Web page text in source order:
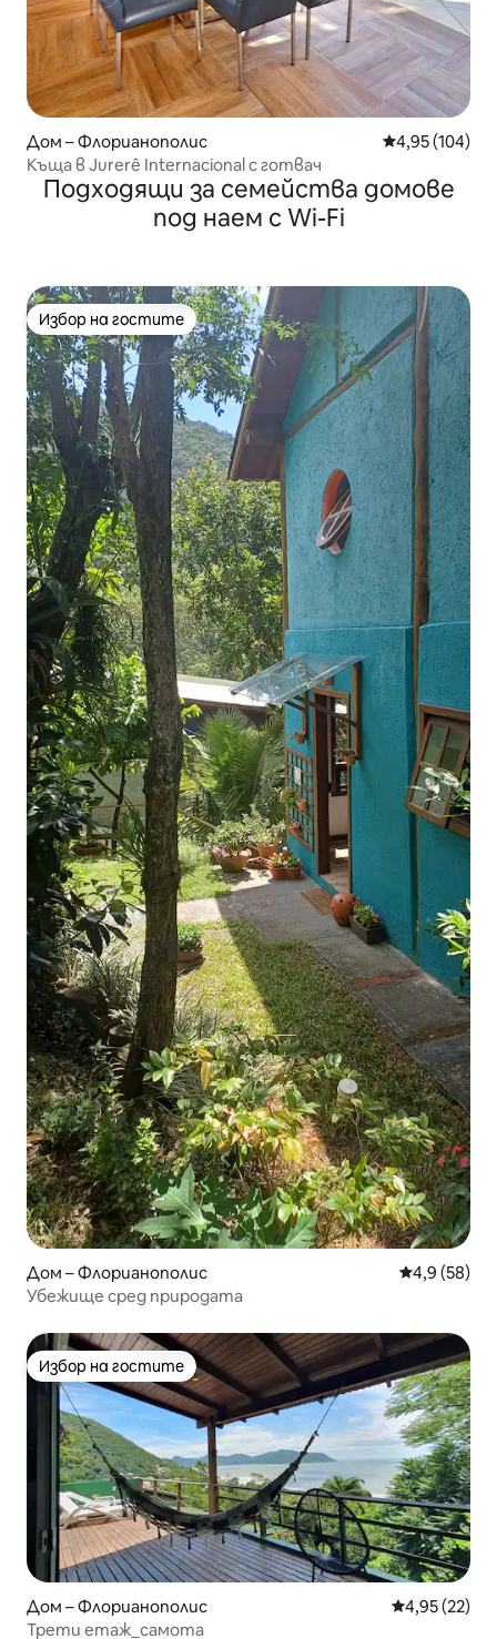
Дом – Флорианополис Средна
4,95 (104)
Къща в Jurerê Internacional с готвач
Подходящи за семейства домове
под наем с Wi-Fi
Избор на гостите
Избор на гостите
Дом – Флорианополис Средна
4,9 (58)
Убежище сред природата
Избор на гостите
Избор на гостите
Дом – Флорианополис Средна
4,95 (22)
Трети етаж_самота